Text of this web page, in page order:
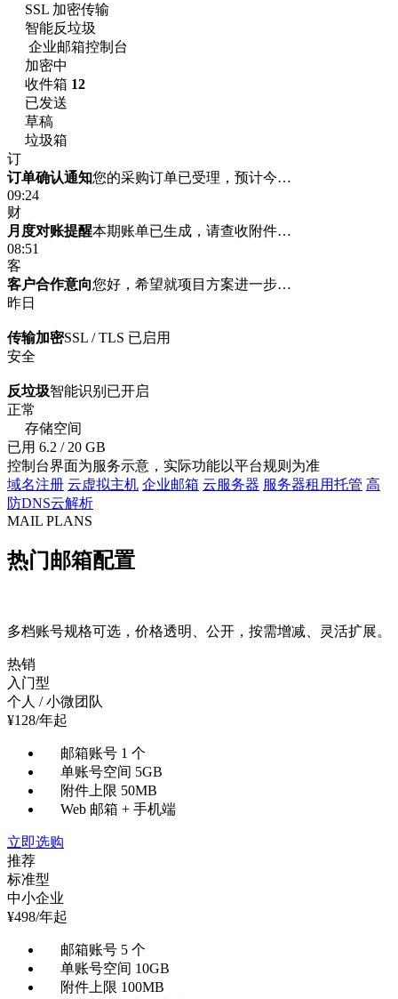
SSL 加密传输
智能反垃圾
企业邮箱控制台
加密中
收件箱 12
已发送
草稿
垃圾箱
订
订单确认通知您的采购订单已受理，预计今…
09:24
财
月度对账提醒本期账单已生成，请查收附件…
08:51
客
客户合作意向您好，希望就项目方案进一步…
昨日
传输加密SSL / TLS 已启用
安全
反垃圾智能识别已开启
正常
存储空间
已用 6.2 / 20 GB
控制台界面为服务示意，实际功能以平台规则为准
域名注册 云虚拟主机 企业邮箱 云服务器 服务器租用托管 高
防DNS云解析
MAIL PLANS
热门邮箱配置
多档账号规格可选，价格透明、公开，按需增减、灵活扩展。
热销
入门型
个人 / 小微团队
¥128/年起
邮箱账号 1 个
单账号空间 5GB
附件上限 50MB
Web 邮箱 + 手机端
立即选购
推荐
标准型
中小企业
¥498/年起
邮箱账号 5 个
单账号空间 10GB
附件上限 100MB